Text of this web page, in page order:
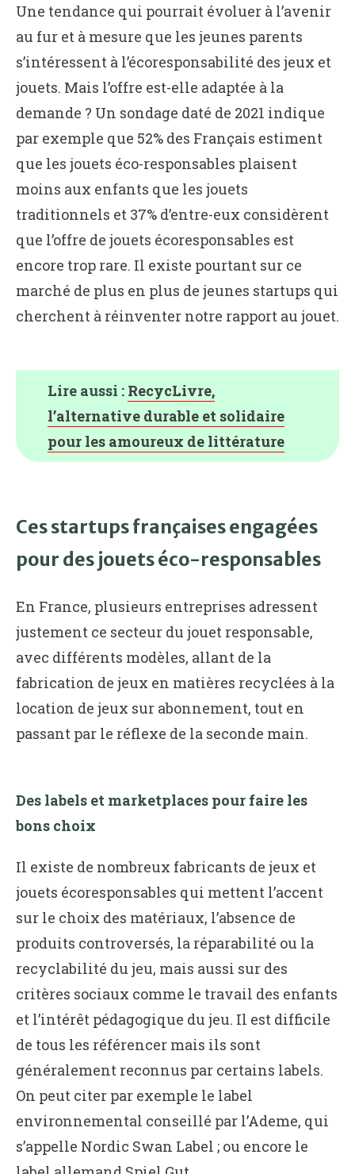
Une tendance qui pourrait évoluer à l’avenir
au fur et à mesure que les jeunes parents
s’intéressent à l’écoresponsabilité des jeux et
jouets. Mais l’offre est-elle adaptée à la
demande ? Un sondage daté de 2021 indique
par exemple que 52% des Français estiment
que les jouets éco-responsables plaisent
moins aux enfants que les jouets
traditionnels et 37% d’entre-eux considèrent
que l’offre de jouets écoresponsables est
encore trop rare. Il existe pourtant sur ce
marché de plus en plus de jeunes startups qui
cherchent à réinventer notre rapport au jouet.
Lire aussi : RecycLivre,
l’alternative durable et solidaire
pour les amoureux de littérature
Ces startups françaises engagées
pour des jouets éco-responsables
En France, plusieurs entreprises adressent
justement ce secteur du jouet responsable,
avec différents modèles, allant de la
fabrication de jeux en matières recyclées à la
location de jeux sur abonnement, tout en
passant par le réflexe de la seconde main.
Des labels et marketplaces pour faire les
bons choix
Il existe de nombreux fabricants de jeux et
jouets écoresponsables qui mettent l’accent
sur le choix des matériaux, l’absence de
produits controversés, la réparabilité ou la
recyclabilité du jeu, mais aussi sur des
critères sociaux comme le travail des enfants
et l’intérêt pédagogique du jeu. Il est difficile
de tous les référencer mais ils sont
généralement reconnus par certains labels.
On peut citer par exemple le label
environnemental conseillé par l’Ademe, qui
s’appelle Nordic Swan Label ; ou encore le